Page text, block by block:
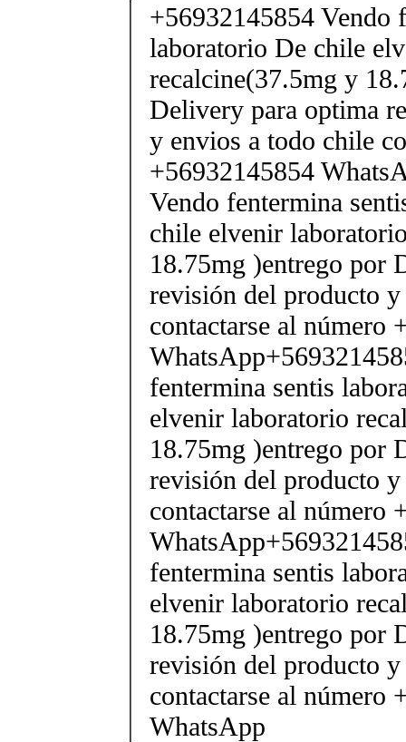
+56932145854 Vendo
laboratorio De chile
recalcine(37.5mg y
Delivery para optima
y envios a todo chile
+56932145854
Vendo fentermina
chile elvenir
18.75mg )entrego por
revisión del producto
contactarse al número
fentermina sentis
elvenir laboratorio
18.75mg )entrego por
revisión del producto
contactarse al número
fentermina sentis
elvenir laboratorio
18.75mg )entrego por
revisión del producto
contactarse al número
WhatsApp